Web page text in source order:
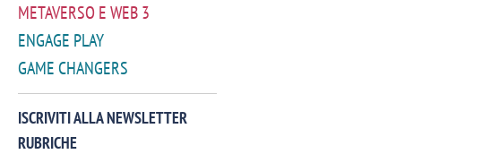
METAVERSO E WEB 3
ENGAGE PLAY
GAME CHANGERS
ISCRIVITI ALLA NEWSLETTER
RUBRICHE